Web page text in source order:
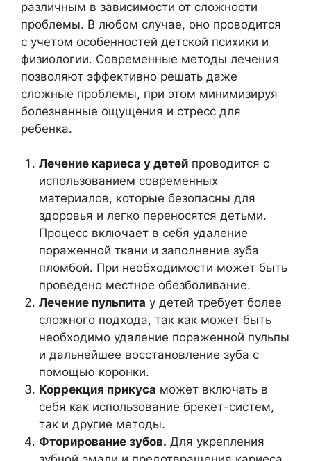
различным в зависимости от сложности
проблемы. В любом случае, оно проводится
с учетом особенностей детской психики и
физиологии. Современные методы лечения
позволяют эффективно решать даже
сложные проблемы, при этом минимизируя
болезненные ощущения и стресс для
ребенка.
Лечение кариеса у детейпроводится с
использованием современных
материалов, которые безопасны для
здоровья и легко переносятся детьми.
Процесс включает в себя удаление
пораженной ткани и заполнение зуба
пломбой. При необходимости может быть
проведено местное обезболивание.
Лечение пульпита у детей требует более
сложного подхода, так как может быть
необходимо удаление пораженной пульпы
и дальнейшее восстановление зуба с
помощью коронки.
Коррекция прикуса может включать в
себя как использование брекет-систем,
так и другие методы.
Фторирование зубов. Для укрепления